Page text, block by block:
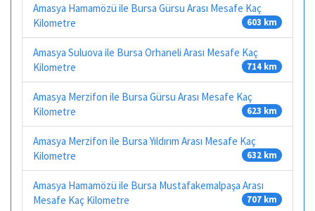
Amasya Hamamözü ile Bursa Gürsu Arası Mesafe Kaç
Kilometre
603 km
Amasya Suluova ile Bursa Orhaneli Arası Mesafe Kaç
Kilometre
714 km
Amasya Merzifon ile Bursa Gürsu Arası Mesafe Kaç
Kilometre
623 km
Amasya Merzifon ile Bursa Yıldırım Arası Mesafe Kaç
Kilometre
632 km
Amasya Hamamözü ile Bursa Mustafakemalpaşa Arası
Mesafe Kaç Kilometre
707 km